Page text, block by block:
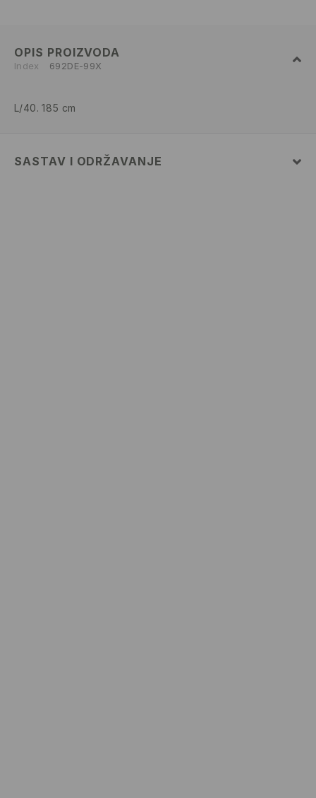
OPIS PROIZVODA
Index 692DE-99X
L/40. 185 cm
SASTAV I ODRŽAVANJE